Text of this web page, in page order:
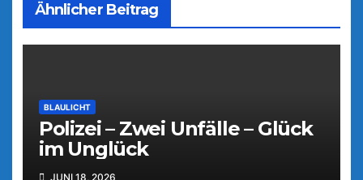
Ähnlicher Beitrag
BLAULICHT
Polizei – Zwei Unfälle – Glück
im Unglück
JUNI 18, 2026